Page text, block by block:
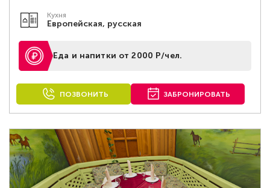
Кухня
Европейская, русская
Еда и напитки от 2000 Р/чел.
ПОЗВОНИТЬ ЗАБРОНИРОВАТЬ